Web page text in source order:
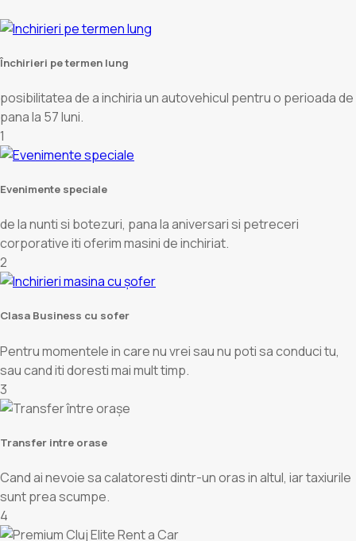
Închirieri pe termen lung
posibilitatea de a inchiria un autovehicul pentru o perioada de
pana la 57 luni.
1
Evenimente speciale
de la nunti si botezuri, pana la aniversari si petreceri
corporative iti oferim masini de inchiriat.
2
Clasa Business cu sofer
Pentru momentele in care nu vrei sau nu poti sa conduci tu,
sau cand iti doresti mai mult timp.
3
Transfer intre orase
Cand ai nevoie sa calatoresti dintr-un oras in altul, iar taxiurile
sunt prea scumpe.
4